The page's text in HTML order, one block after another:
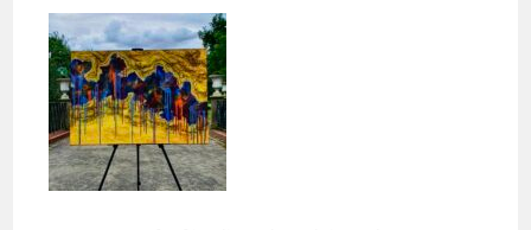
Morgens um fünf ist die Welt noch in Ordnung